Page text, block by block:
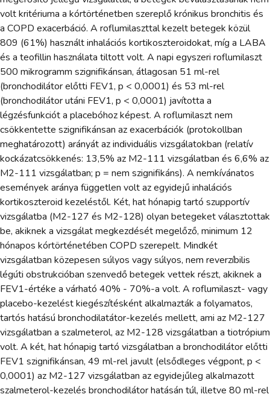
volt kritériuma a kórtörténetben szereplő krónikus bronchitis és
a COPD exacerbáció. A roflumilaszttal kezelt betegek közül
809 (61%) használt inhalációs kortikoszteroidokat, míg a LABA
és a teofillin használata tiltott volt. A napi egyszeri roflumilaszt
500 mikrogramm szignifikánsan, átlagosan 51 ml-rel
(bronchodilátor előtti FEV1, p < 0,0001) és 53 ml-rel
(bronchodilátor utáni FEV1, p < 0,0001) javította a
légzésfunkciót a placebóhoz képest. A roflumilaszt nem
csökkentette szignifikánsan az exacerbációk (protokollban
meghatározott) arányát az individuális vizsgálatokban (relatív
kockázatcsökkenés: 13,5% az M2-111 vizsgálatban és 6,6% az
M2-111 vizsgálatban; p = nem szignifikáns). A nemkívánatos
események aránya független volt az egyidejű inhalációs
kortikoszteroid kezeléstől. Két, hat hónapig tartó szupportív
vizsgálatba (M2-127 és M2-128) olyan betegeket választottak
be, akiknek a vizsgálat megkezdését megelőző, minimum 12
hónapos kórtörténetében COPD szerepelt. Mindkét
vizsgálatban közepesen súlyos vagy súlyos, nem reverzíbilis
légúti obstrukcióban szenvedő betegek vettek részt, akiknek a
FEV1-értéke a várható 40% - 70%-a volt. A roflumilaszt- vagy
placebo-kezelést kiegészítésként alkalmazták a folyamatos,
tartós hatású bronchodilatátor-kezelés mellett, ami az M2-127
vizsgálatban a szalmeterol, az M2-128 vizsgálatban a tiotrópium
volt. A két, hat hónapig tartó vizsgálatban a bronchodilátor előtti
FEV1 szignifikánsan, 49 ml-rel javult (elsődleges végpont, p <
0,0001) az M2-127 vizsgálatban az egyidejűleg alkalmazott
szalmeterol-kezelés bronchodilátor hatásán túl, illetve 80 ml-rel